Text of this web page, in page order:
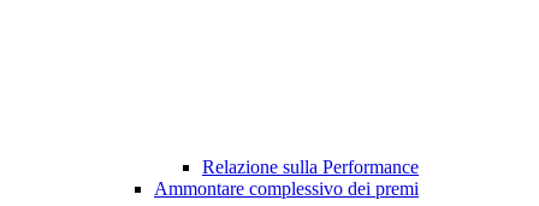
Relazione sulla Performance
Ammontare complessivo dei premi